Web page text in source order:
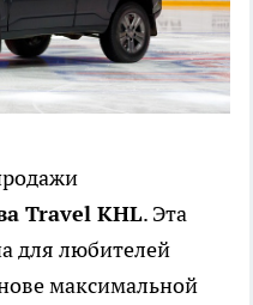
Travel KHL. Эта
для любителей
максимальной